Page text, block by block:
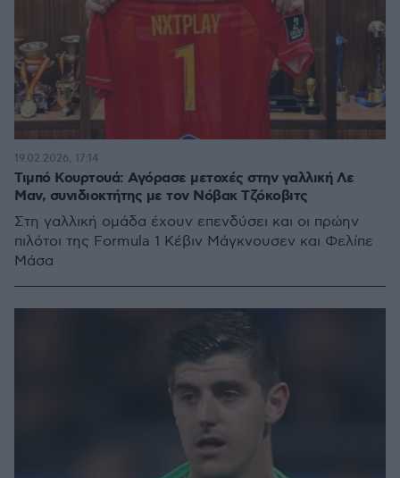
Τιμπό Κουρτουά: Αγόρασε μετοχές στην γαλλική Λε
Μαν, συνιδιοκτήτης με τον Νόβακ Τζόκοβιτς
Στη γαλλική ομάδα έχουν επενδύσει και οι πρώην
πιλότοι της Formula 1 Κέβιν Μάγκνουσεν και Φελίπε
Μάσα
19.02.2026, 17:14